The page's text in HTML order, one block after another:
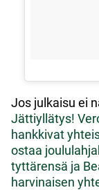
Jos julkaisu ei
Jättiyllätys!
hankkivat
ostaa
tyttärensä ja
harvinaisen